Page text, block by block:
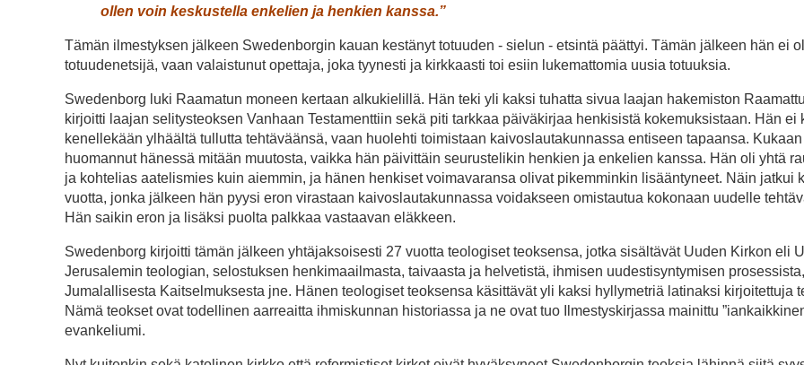
ollen voin keskustella enkelien ja henkien kanssa.”
Tämän ilmestyksen jälkeen Swedenborgin kauan kestänyt to­tuuden ‑ sielun ‑ etsintä päättyi. Tämän jälkeen hän ei
totuudenetsijä, vaan valais­tunut opettaja, joka tyynesti ja kirkkaasti toi esiin luke­mattomia uusia totuuksia.
Swedenborg luki Raa­matun mo­neen kertaan alkukielillä. Hän teki yli kaksi tuhatta sivua laa­jan hakemiston
kirjoitti laajan selitysteoksen Van­­haan Testamenttiin sekä piti tarkkaa päivä­kirjaa henkisistä kokemuksistaan. Hän ei
kenelle­kään ylhäältä tullutta tehtäväänsä, vaan huolehti toimistaan kaivos­lautakunnassa en­tiseen tapaansa. Kukaan
huomannut hä­nessä mitään muu­tosta, vaikka hän päivittäin seurustelikin henkien ja enkelien kanssa. Hän oli yhtä
ja koh­telias aatelismies kuin aiemmin, ja hänen henkiset voima­varansa olivat pikemminkin lisään­tyneet. Näin jatkui
vuotta, jonka jälkeen hän pyysi eron virastaan kaivos­lautakunnassa voidakseen omistautua kokonaan uudelle
Hän saikin eron ja lisäksi puol­ta palkkaa vastaavan eläkkeen.
Swedenborg kirjoitti tämän jälkeen yhtäjaksoisesti 27 vuotta teologiset teoksensa, jotka sisältävät Uuden Kirkon eli
Jerusalemin teologian, selostuksen henkimaailmasta, taivaasta ja helvetistä, ihmisen uudestisyntymisen prosessista,
Jumalallisesta Kaitselmuksesta jne. Hänen teologiset teoksensa käsittävät yli kaksi hyllymetriä latinaksi kirjoitettuja
Nämä teokset ovat todellinen aarreaitta ihmiskunnan historiassa ja ne ovat tuo Ilmestyskirjassa mainittu
evankeliumi.